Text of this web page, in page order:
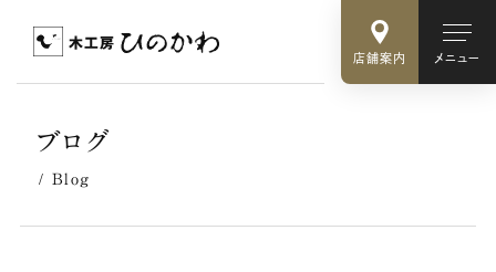
店舗案内 メニュー
ブログ
Blog